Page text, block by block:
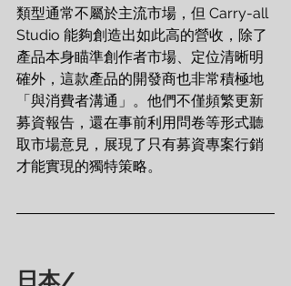
類型通常不屬於主流市場，但 Carry-all
Studio 能夠創造出如此高的營收，除了
產品本身瞄準創作者市場、定位清晰明
確外，這款產品的開發商也非常積極地
「與消費者溝通」。他們不僅頻繁更新
募資報告，還在事前利用問卷等形式聽
取市場意見，展現了只有募資專案行銷
才能實現的獨特策略。
日本/